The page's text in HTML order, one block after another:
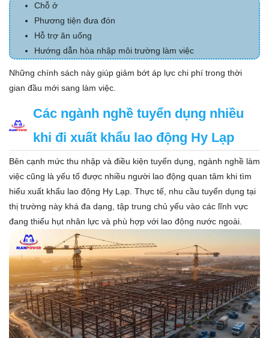
Chỗ ở
Phương tiện đưa đón
Hỗ trợ ăn uống
Hướng dẫn hòa nhập môi trường làm việc
Những chính sách này giúp giảm bớt áp lực chi phí trong thời
gian đầu mới sang làm việc.
Các ngành nghề tuyển dụng nhiều
khi đi xuất khẩu lao động Hy Lạp
Bên cạnh mức thu nhập và điều kiện tuyển dụng, ngành nghề làm
việc cũng là yếu tố được nhiều người lao động quan tâm khi tìm
hiểu xuất khẩu lao động Hy Lạp. Thực tế, nhu cầu tuyển dụng tại
thị trường này khá đa dạng, tập trung chủ yếu vào các lĩnh vực
đang thiếu hụt nhân lực và phù hợp với lao động nước ngoài.